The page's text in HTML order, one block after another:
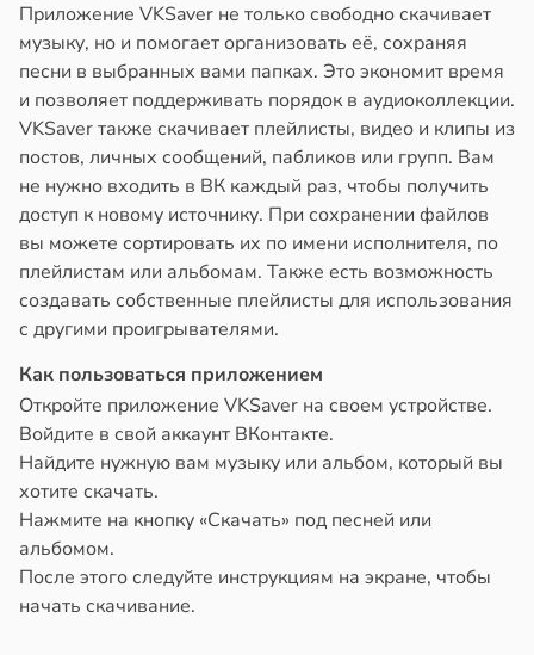
Приложение VKSaver не только свободно скачивает
музыку, но и помогает организовать её, сохраняя
песни в выбранных вами папках. Это экономит время
и позволяет поддерживать порядок в аудиоколлекции.
VKSaver также скачивает плейлисты, видео и клипы из
постов, личных сообщений, пабликов или групп. Вам
не нужно входить в ВК каждый раз, чтобы получить
доступ к новому источнику. При сохранении файлов
вы можете сортировать их по имени исполнителя, по
плейлистам или альбомам. Также есть возможность
создавать собственные плейлисты для использования
с другими проигрывателями.
Как пользоваться приложением
Откройте приложение VKSaver на своем устройстве.
Войдите в свой аккаунт ВКонтакте.
Найдите нужную вам музыку или альбом, который вы
хотите скачать.
Нажмите на кнопку «Скачать» под песней или
альбомом.
После этого следуйте инструкциям на экране, чтобы
начать скачивание.